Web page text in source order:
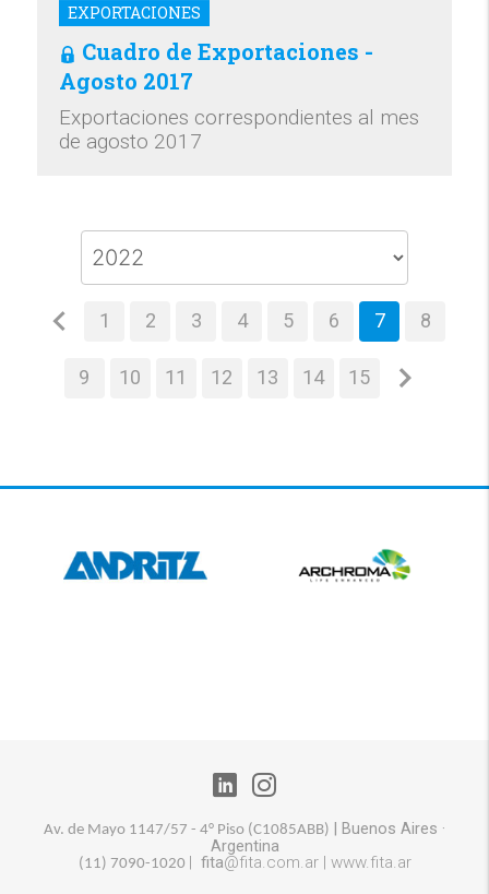
EXPORTACIONES
Cuadro de Exportaciones -
Agosto 2017
Exportaciones correspondientes al mes
de agosto 2017
1 2 3 4 5 6 7 8
9 10 11 12 13 14 15
Av. de Mayo 1147/57 - 4° Piso (C1085ABB) | Buenos Aires ·
Argentina
(11) 7090-1020 | fita@fita.com.ar | www.fita.ar